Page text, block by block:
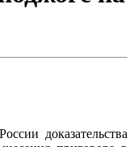
доказательства